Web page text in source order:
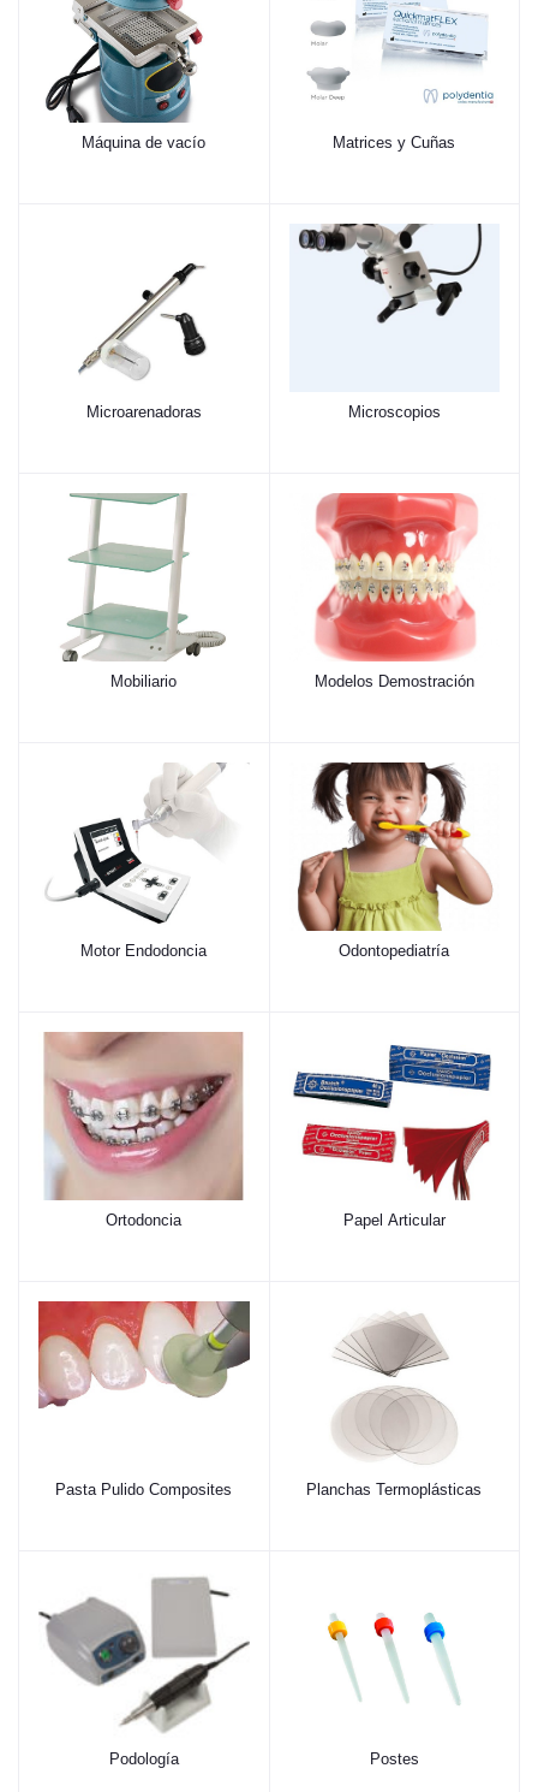
Máquina de vacío Matrices y Cuñas
Microarenadoras Microscopios
Mobiliario Modelos Demostración
Motor Endodoncia Odontopediatría
Ortodoncia Papel Articular
Pasta Pulido Composites Planchas Termoplásticas
Podología Postes